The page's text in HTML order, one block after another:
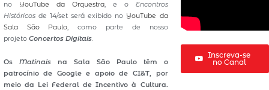
no YouTube da Orquestra, e o Encontros
Históricosde 14/set será exibido no YouTube da
Sala São Paulo, como parte de nosso
projeto Concertos Digitais.
Os Matinaisna Sala São Paulo têm o
patrocínio de Google e apoio de CI&T, por
meio da Lei Federal de Incentivo à Cultura.
Inscreva-se
no Canal